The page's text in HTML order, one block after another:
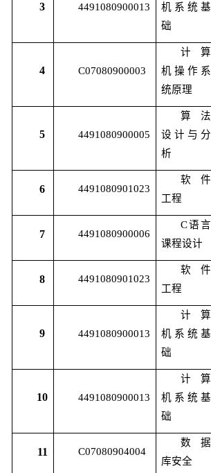
3 4491080900013
机系统基
础
4 C07080900003
计算
机操作系
统原理
5 4491080900005
算法
设计与分
析
6 4491080901023
软件
工程
7 4491080900006
C语言
课程设计
8 4491080901023
软件
工程
9 4491080900013
计算
机系统基
础
10 4491080900013
计算
机系统基
础
11 C07080904004
数据
库安全